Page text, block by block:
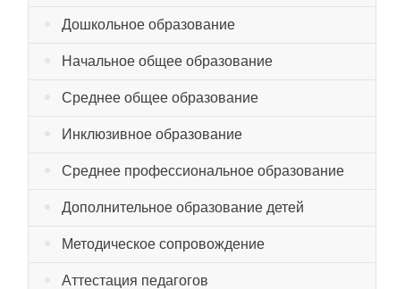
Дошкольное образование
Начальное общее образование
Среднее общее образование
Инклюзивное образование
Среднее профессиональное образование
Дополнительное образование детей
Методическое сопровождение
Аттестация педагогов